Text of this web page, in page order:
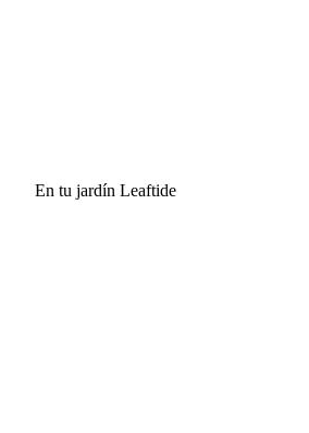
En tu jardín Leaftide